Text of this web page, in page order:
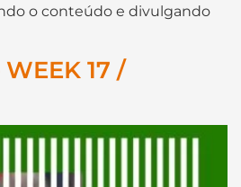
o conteúdo e divulgando
17 /